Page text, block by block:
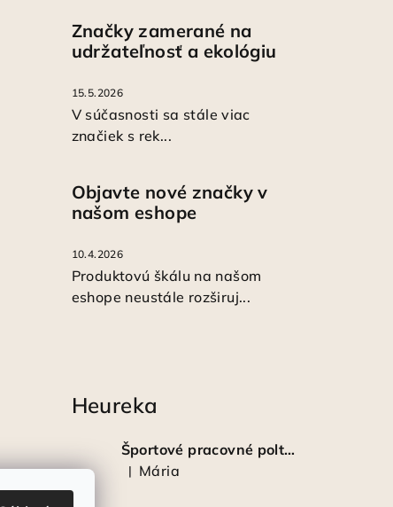
Značky zamerané na
udržateľnosť a ekológiu
15.5.2026
V súčasnosti sa stále viac
značiek s rek...
Objavte nové značky v
našom eshope
10.4.2026
Produktovú škálu na našom
eshope neustále rozširuj...
Heureka
Športové pracovné poltopánky PRESTIGE CLASSIC biele
Hodnotenie produktu je 5 z 5 hviezdičiek.
| Mária